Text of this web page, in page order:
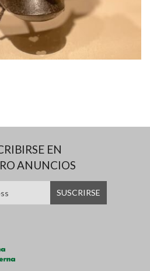
EN
ANUNCIOS